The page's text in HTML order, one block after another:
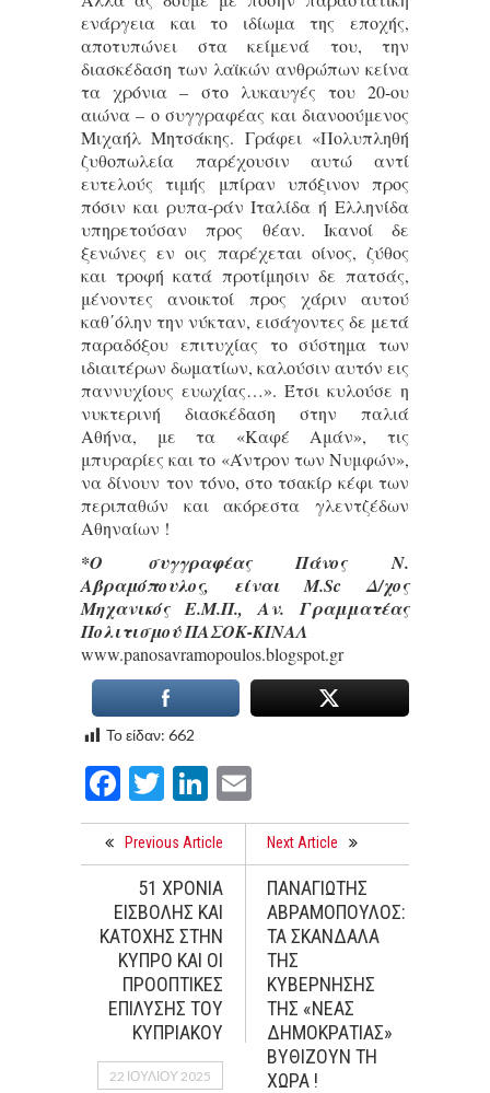
ενάργεια και το ιδίωμα της εποχής,
αποτυπώνει στα κείμενά του, την
διασκέδαση των λαϊκών ανθρώπων κείνα
τα χρόνια – στο λυκαυγές του 20-ου
αιώνα – ο συγγραφέας και διανοούμενος
Μιχαήλ Μητσάκης. Γράφει «Πολυπληθή
ζυθοπωλεία παρέχουσιν αυτώ αντί
ευτελούς τιμής μπίραν υπόξινον προς
πόσιν και ρυπα-ράν Ιταλίδα ή Ελληνίδα
υπηρετούσαν προς θέαν. Ικανοί δε
ξενώνες εν οις παρέχεται οίνος, ζύθος
και τροφή κατά προτίμησιν δε πατσάς,
μένοντες ανοικτοί προς χάριν αυτού
καθ΄όλην την νύκταν, εισάγοντες δε μετά
παραδόξου επιτυχίας το σύστημα των
ιδιαιτέρων δωματίων, καλούσιν αυτόν εις
παννυχίους ευωχίας…». Έτσι κυλούσε η
νυκτερινή διασκέδαση στην παλιά
Αθήνα, με τα «Καφέ Αμάν», τις
μπυραρίες και το «Άντρον των Νυμφών»,
να δίνουν τον τόνο, στο τσακίρ κέφι των
περιπαθών και ακόρεστα γλεντζέδων
Αθηναίων !
*Ο συγγραφέας Πάνος Ν.
Αβραμόπουλος, είναι M.Sc Δ/χος
Μηχανικός Ε.Μ.Π., Αν. Γραμματέας
Πολιτισμού ΠΑΣΟΚ-ΚΙΝΑΛ
www.panosavramopoulos.blogspot.gr
Το είδαν: 662
Facebook
TwitterLinkedIn
Previous Article
51 ΧΡΟΝΙΑ
ΕΙΣΒΟΛΗΣ ΚΑΙ
ΚΑΤΟΧΗΣ ΣΤΗΝ
ΚΥΠΡΟ ΚΑΙ ΟΙ
ΠΡΟΟΠΤΙΚΕΣ
ΕΠΙΛΥΣΗΣ ΤΟΥ
ΚΥΠΡΙΑΚΟΥ
22 ΙΟΥΛΊΟΥ 2025
Next Article
ΠΑΝΑΓΙΩΤΗΣ
ΑΒΡΑΜΟΠΟΥΛΟΣ:
ΤΑ ΣΚΑΝΔΑΛΑ
ΤΗΣ
ΚΥΒΕΡΝΗΣΗΣ
ΤΗΣ «ΝΕΑΣ
ΔΗΜΟΚΡΑΤΙΑΣ»
ΒΥΘΙΖΟΥΝ ΤΗ
ΧΩΡΑ !